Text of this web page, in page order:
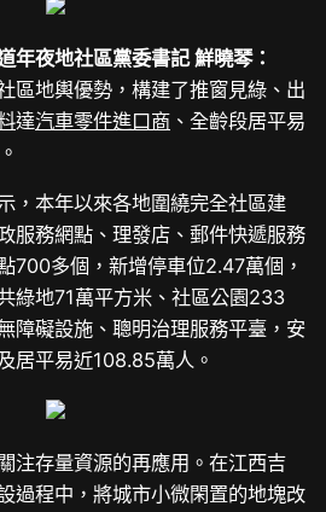
年夜地社區黨委書記鮮曉琴：
區地輿優勢，構建了推窗見綠、出
達汽車零件進口商 、全齡段居平易
，本年以來各地圍繞完全社區建
服務網點、理發店、郵件快遞服務
700多個，新增停車位2.47萬個，
綠地71萬平方米、社區公園233
障礙設施、聰明治理服務平臺，安
居平易近108.85萬人。
注存量資源的再應用。在江西吉
過程中，將城市小微閑置的地塊改